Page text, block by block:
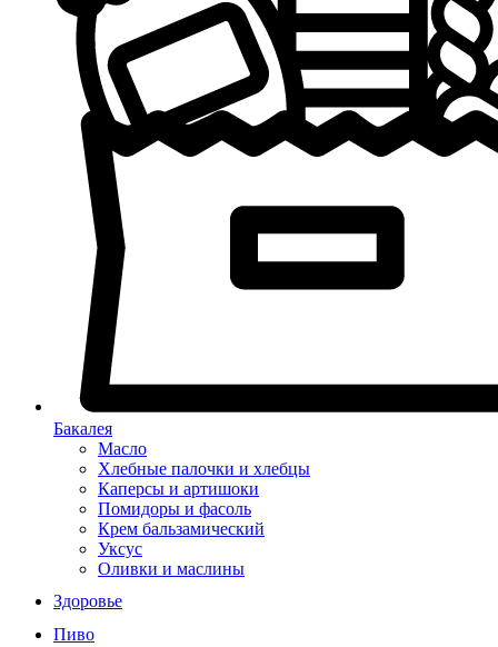
Бакалея
Масло
Хлебные палочки и хлебцы
Каперсы и артишоки
Помидоры и фасоль
Крем бальзамический
Уксус
Оливки и маслины
Здоровье
Пиво